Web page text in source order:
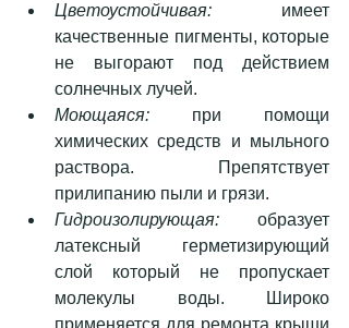
Цветоустойчивая: имеет
качественные пигменты, которые
не выгорают под действием
солнечных лучей.
Моющаяся: при помощи
химических средств и мыльного
раствора. Препятствует
прилипанию пыли и грязи.
Гидроизолирующая: образует
латексный герметизирующий
слой который не пропускает
молекулы воды. Широко
применяется для ремонта крыши